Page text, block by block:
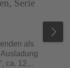
149):
Griffe
von
Serie
als
ca. 120